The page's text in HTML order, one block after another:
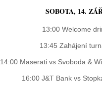
SOBOTA, 14.
13:00 Welcome
13:45 Zahájení
14:00 Maserati vs Svoboda &
16:00 J&T Bank vs